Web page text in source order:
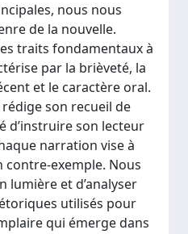
nous nous
de la nouvelle.
traits fondamentaux à
par la brièveté, la
et le caractère oral.
son recueil de
d’instruire son lecteur
narration vise à
exemple. Nous
lumière et d’analyser
utilisés pour
qui émerge dans